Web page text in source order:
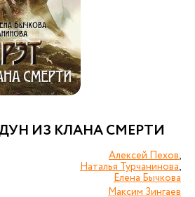
ИЗ КЛАНА СМЕРТИ
Алексей Пехов,
Наталья Турчанинова,
Елена Бычкова
Максим Зингаев